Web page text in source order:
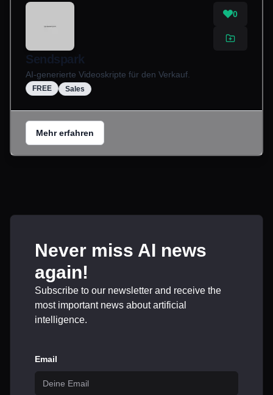
0
Sendspark
AI-generierte Videoskripte für den Verkauf.
FREE Sales
Mehr erfahren
Never miss AI news
again!
Subscribe to our newsletter and receive the
most important news about artificial
intelligence.
Email